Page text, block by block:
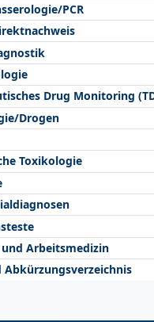
PCR
Drug Monitoring
Drogen
Toxikologie
Arbeitsmedizin
Abkürzungsverzeichnis